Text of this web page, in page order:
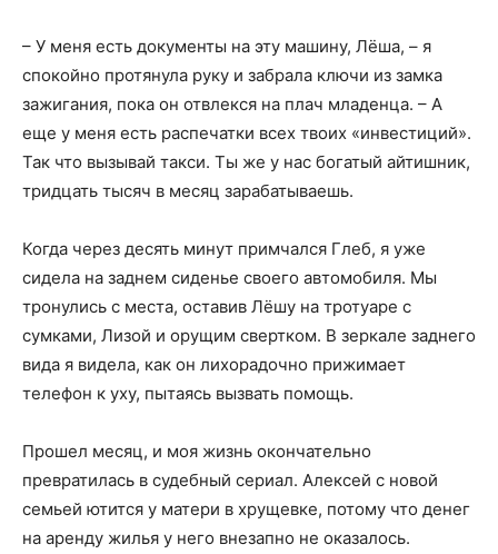
– У меня есть документы на эту машину, Лёша, – я
спокойно протянула руку и забрала ключи из замка
зажигания, пока он отвлекся на плач младенца. – А
еще у меня есть распечатки всех твоих «инвестиций».
Так что вызывай такси. Ты же у нас богатый айтишник,
тридцать тысяч в месяц зарабатываешь.
Когда через десять минут примчался Глеб, я уже
сидела на заднем сиденье своего автомобиля. Мы
тронулись с места, оставив Лёшу на тротуаре с
сумками, Лизой и орущим свертком. В зеркале заднего
вида я видела, как он лихорадочно прижимает
телефон к уху, пытаясь вызвать помощь.
Прошел месяц, и моя жизнь окончательно
превратилась в судебный сериал. Алексей с новой
семьей ютится у матери в хрущевке, потому что денег
на аренду жилья у него внезапно не оказалось.